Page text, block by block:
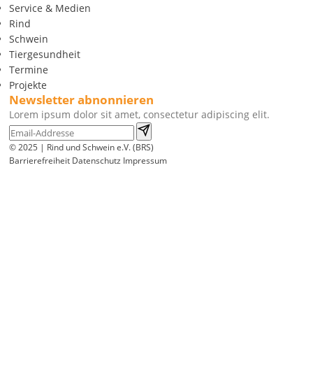
Service & Medien
Rind
Schwein
Tiergesundheit
Termine
Projekte
Newsletter abnonnieren
Lorem ipsum dolor sit amet, consectetur adipiscing elit.
© 2025 | Rind und Schwein e.V. (BRS)
Barrierefreiheit Datenschutz Impressum